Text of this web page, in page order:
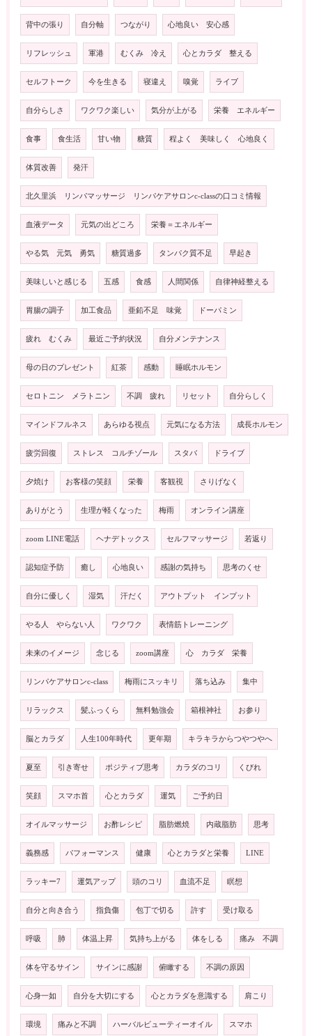
背中の張り 自分軸 つながり 心地良い 安心感
リフレッシュ 軍港 むくみ 冷え 心とカラダ 整える
セルフトーク 今を生きる 寝違え 嗅覚 ライブ
自分らしさ ワクワク楽しい 気分が上がる 栄養 エネルギー
食事 食生活 甘い物 糖質 程よく 美味しく 心地良く
体質改善 発汗
北久里浜 リンパマッサージ リンパケアサロンc-classの口コミ情報
血液データ 元気の出どころ 栄養＝エネルギー
やる気 元気 勇気 糖質過多 タンパク質不足 早起き
美味しいと感じる 五感 食感 人間関係 自律神経整える
胃腸の調子 加工食品 亜鉛不足 味覚 ドーパミン
疲れ むくみ 最近ご予約状況 自分メンテナンス
母の日のプレゼント 紅茶 感動 睡眠ホルモン
セロトニン メラトニン 不調 疲れ リセット 自分らしく
マインドフルネス あらゆる視点 元気になる方法 成長ホルモン
疲労回復 ストレス コルチゾール スタバ ドライブ
夕焼け お客様の笑顔 栄養 客観視 さりげなく
ありがとう 生理が軽くなった 梅雨 オンライン講座
zoom LINE電話 ヘナデトックス セルフマッサージ 若返り
認知症予防 癒し 心地良い 感謝の気持ち 思考のくせ
自分に優しく 湿気 汗だく アウトプット インプット
やる人 やらない人 ワクワク 表情筋トレーニング
未来のイメージ 念じる zoom講座 心 カラダ 栄養
リンパケアサロンc-class 梅雨にスッキリ 落ち込み 集中
リラックス 髪ふっくら 無料勉強会 箱根神社 お参り
脳とカラダ 人生100年時代 更年期 キラキラからつやつやへ
夏至 引き寄せ ポジティブ思考 カラダのコリ くびれ
笑顔 スマホ首 心とカラダ 運気 ご予約日
オイルマッサージ お酢レシピ 脂肪燃焼 内蔵脂肪 思考
義務感 パフォーマンス 健康 心とカラダと栄養 LINE
ラッキー7 運気アップ 頭のコリ 血流不足 瞑想
自分と向き合う 指負傷 包丁で切る 許す 受け取る
呼吸 肺 体温上昇 気持ち上がる 体をしる 痛み 不調
体を守るサイン サインに感謝 俯瞰する 不調の原因
心身一如 自分を大切にする 心とカラダを意識する 肩こり
環境 痛みと不調 ハーバルビューティーオイル スマホ